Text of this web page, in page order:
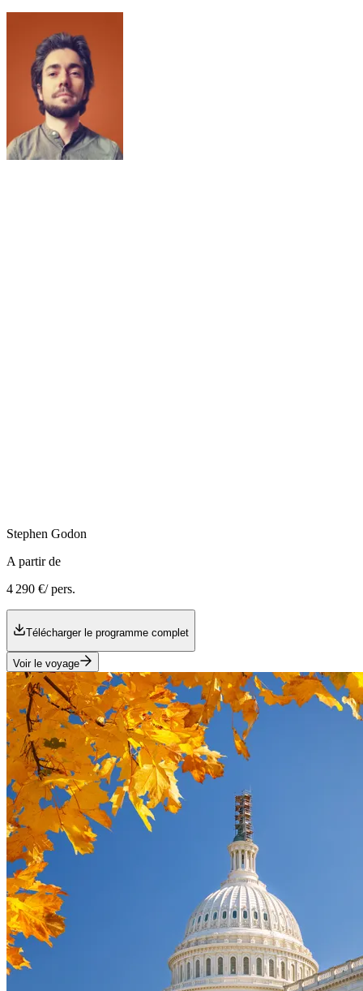
Stephen Godon
A partir de
4 290 €/ pers.
Télécharger le programme complet
Voir le voyage